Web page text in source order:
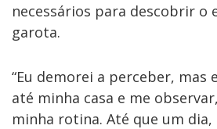
necessários para descobrir o
garota.
“Eu demorei a perceber, mas
até minha casa e me
minha rotina. Até que um dia,